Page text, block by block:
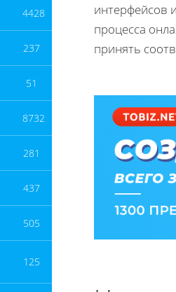
4428
237
51
8732
281
437
505
125
интерфейсов
процесса
принять